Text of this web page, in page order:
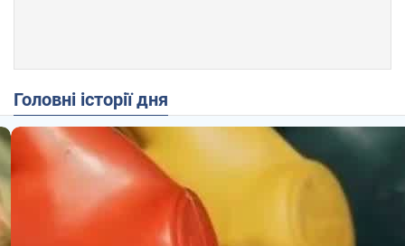
Головні історії дня